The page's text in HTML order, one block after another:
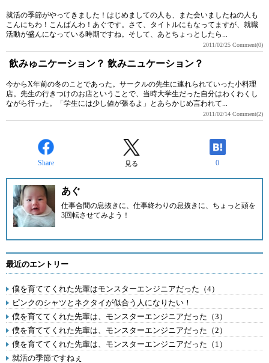
就活の季節がやってきました！はじめましての人も、また会いましたねの人も
こんにちわ！こんばんわ！あぐです。さて、タイトルにもなってますが、就職
活動が盛んになっている時期ですね。そして、あとちょっとしたら...
2011/02/25 Comment(0)
飲みゅニケーション？ 飲みニュケーション？
今からX年前の冬のことであった。サークルの先生に連れられていった小料理
店。先生の行きつけのお店ということで、当時大学生だった自分はわくわくし
ながら行った。「学生には少し値が張るよ」とあらかじめ言われて...
2011/02/14 Comment(2)
Share 見る 0
あぐ
仕事合間の息抜きに、仕事終わりの息抜きに、ちょっと頭を
3回転させてみよう！
最近のエントリー
僕を育ててくれた先輩はモンスターエンジニアだった（4）
ピンクのシャツとネクタイが似合う人になりたい！
僕を育ててくれた先輩は、モンスターエンジニアだった（3）
僕を育ててくれた先輩は、モンスターエンジニアだった（2）
僕を育ててくれた先輩は、モンスターエンジニアだった（1）
就活の季節ですねぇ